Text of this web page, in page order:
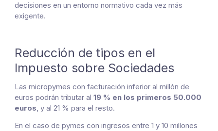
decisiones en un entorno normativo cada vez más
exigente.
Reducción de tipos en el
Impuesto sobre Sociedades
Las micropymes con facturación inferior al millón de
euros podrán tributar al 19 % en los primeros 50.000
euros, y al 21 % para el resto.
En el caso de pymes con ingresos entre 1 y 10 millones